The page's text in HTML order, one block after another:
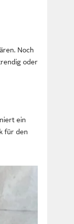
Noch
oder
ein
für den